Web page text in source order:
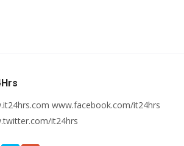
www.facebook.com/it24hrs
it24hrs